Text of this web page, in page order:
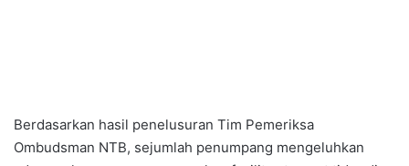
Berdasarkan hasil penelusuran Tim Pemeriksa
Ombudsman NTB, sejumlah penumpang mengeluhkan